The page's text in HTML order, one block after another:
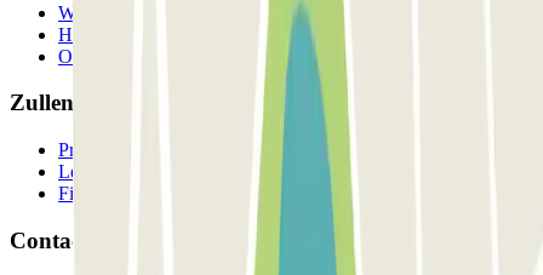
Wie we zijn
Hoe het werkt
Onze parkeergarages
Zullen we samenwerken?
Professionals
Leverancier parkeren
Filialen
Contact